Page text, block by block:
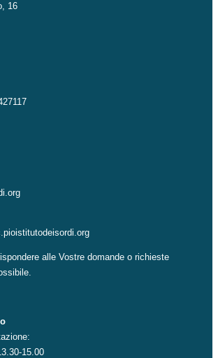
16
alle Vostre domande o richieste
15.00